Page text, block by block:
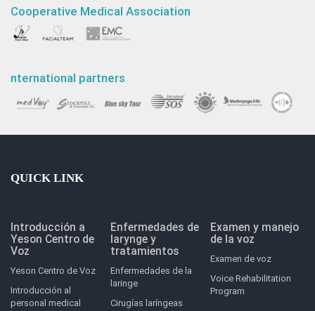
Cooperative Medical Association
nternational partners
QUICK LINK
Introducción a
Yeson Centro de
Voz
Yeson Centro de Voz
Introducción al
personal medical
Enfermedades de
larynge y
tratamientos
Enfermedades de la
laringe
Cirugías laríngeas
Examen y manejo
de la voz
Examen de voz
Voice Rehabilitation
Program